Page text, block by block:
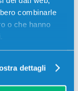
combinarle
o che hanno
dettagli
colore nero
traqualitàed
solo la punta
laser HP ma,
il tuo budget: